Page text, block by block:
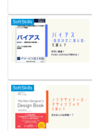
SoftSkills
SoftSkills